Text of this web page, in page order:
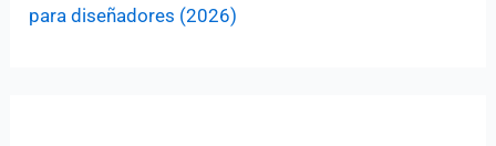
para diseñadores (2026)